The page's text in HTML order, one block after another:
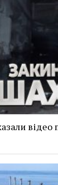
відео